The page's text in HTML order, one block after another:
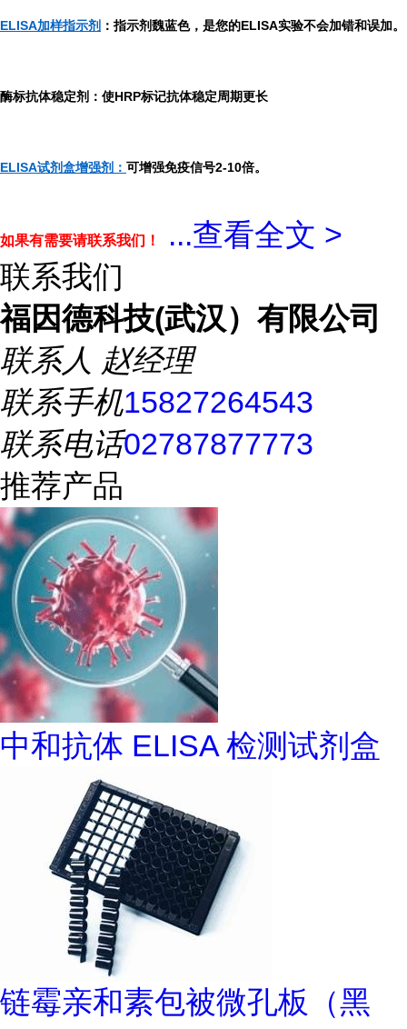
ELISA加样指示剂 ：指示剂魏蓝色，是您的ELISA实验不会加错和误加。
酶标抗体稳定剂：使HRP标记抗体稳定周期更长
ELISA试剂盒增强剂： 可增强免疫信号2-10倍。
如果有需要请联系我们！ ...查看全文 >
联系我们
福因德科技(武汉）有限公司
联系人 赵经理
联系手机15827264543
联系电话02787877773
推荐产品
中和抗体 ELISA 检测试剂盒
链霉亲和素包被微孔板（黑